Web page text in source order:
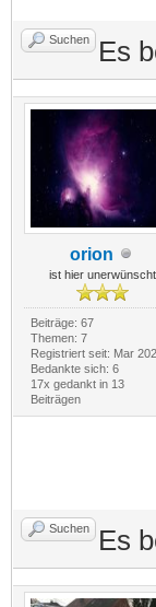
Suchen Es
orion
ist hier unerwünscht
Beiträge: 67
Themen: 7
Registriert seit: Mar
Bedankte sich: 6
17x gedankt in 13
Beiträgen
Suchen Es